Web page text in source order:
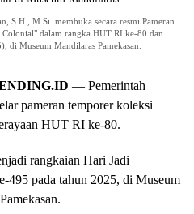
S.H., M.Si. membuka secara resmi Pameran
dalam rangka HUT RI ke-80 dan
di Museum Mandilaras Pamekasan.
— Pemerintah
pameran temporer koleksi
HUT RI ke-80.
rangkaian Hari Jadi
495 pada tahun 2025, di Museum